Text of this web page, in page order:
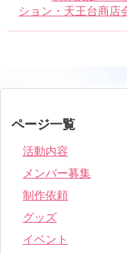
ション・天王台商店
ページ一覧
活動内容
メンバー募集
制作依頼
グッズ
イベント